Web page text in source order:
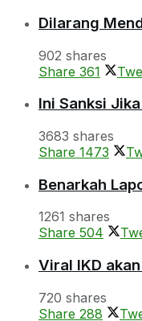
Dilarang
902 shares
Share 361
Ini Sanksi
3683 shares
Share 1473
Benarkah
1261 shares
Share 504
Viral IKD
720 shares
Share 288